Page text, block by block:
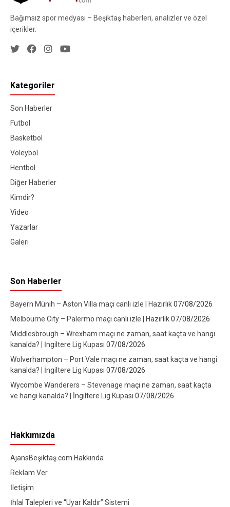
Bağımsız spor medyası – Beşiktaş haberleri, analizler ve özel
içerikler.
Kategoriler
Son Haberler
Futbol
Basketbol
Voleybol
Hentbol
Diğer Haberler
Kimdir?
Video
Yazarlar
Galeri
Son Haberler
Bayern Münih – Aston Villa maçı canlı izle | Hazırlık07/08/2026
Melbourne City – Palermo maçı canlı izle | Hazırlık07/08/2026
Middlesbrough – Wrexham maçı ne zaman, saat kaçta ve hangi
kanalda? | İngiltere Lig Kupası 07/08/2026
Wolverhampton – Port Vale maçı ne zaman, saat kaçta ve hangi
kanalda? | İngiltere Lig Kupası 07/08/2026
Wycombe Wanderers – Stevenage maçı ne zaman, saat kaçta
ve hangi kanalda? | İngiltere Lig Kupası 07/08/2026
Hakkımızda
AjansBeşiktaş.com Hakkında
Reklam Ver
İletişim
İhlal Talepleri ve “Uyar Kaldır” Sistemi